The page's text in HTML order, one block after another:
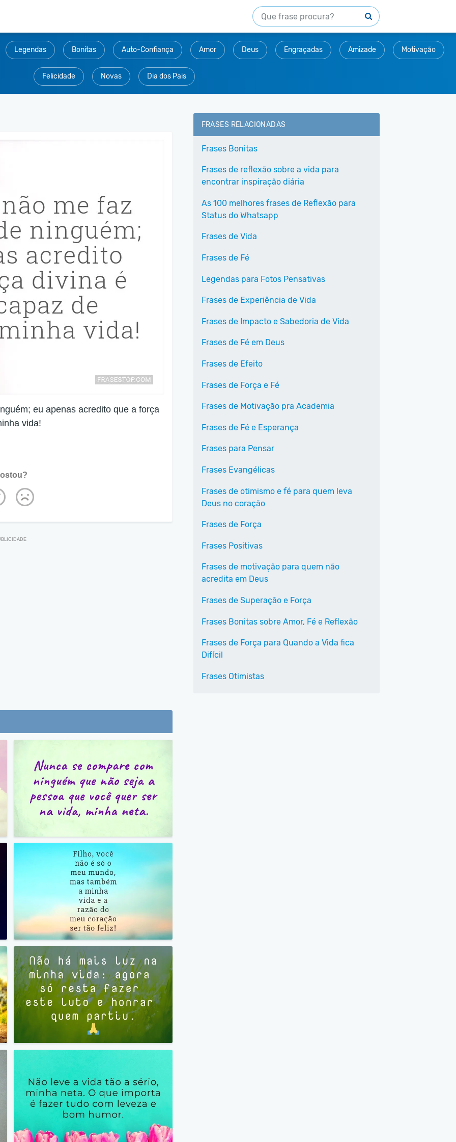
Legendas Bonitas Auto-Confiança Amor Deus Engraçadas Amizade Motivação
Felicidade Novas Dia dos Pais
eu apenas acredito que a força
vida!
FRASES RELACIONADAS
Frases Bonitas
Frases de reflexão sobre a vida para
encontrar inspiração diária
As 100 melhores frases de Reflexão para
Status do Whatsapp
Frases de Vida
Frases de Fé
Legendas para Fotos Pensativas
Frases de Experiência de Vida
Frases de Impacto e Sabedoria de Vida
Frases de Fé em Deus
Frases de Efeito
Frases de Força e Fé
Frases de Motivação pra Academia
Frases de Fé e Esperança
Frases para Pensar
Frases Evangélicas
Frases de otimismo e fé para quem leva
Deus no coração
Frases de Força
Frases Positivas
Frases de motivação para quem não
acredita em Deus
Frases de Superação e Força
Frases Bonitas sobre Amor, Fé e Reflexão
Frases de Força para Quando a Vida fica
Difícil
Frases Otimistas